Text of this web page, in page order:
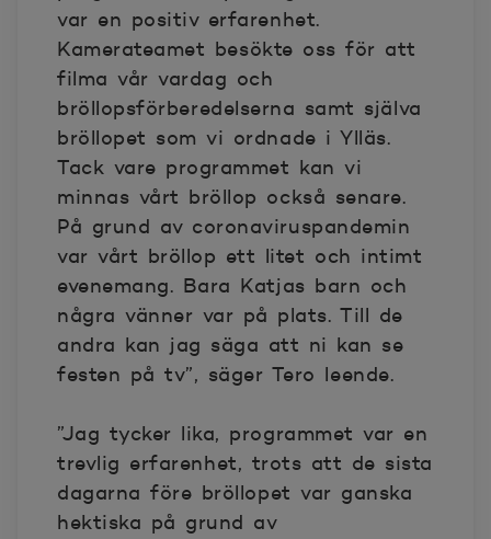
var en positiv erfarenhet.
Kamerateamet besökte oss för att
filma vår vardag och
bröllopsförberedelserna samt själva
bröllopet som vi ordnade i Ylläs.
Tack vare programmet kan vi
minnas vårt bröllop också senare.
På grund av coronaviruspandemin
var vårt bröllop ett litet och intimt
evenemang. Bara Katjas barn och
några vänner var på plats. Till de
andra kan jag säga att ni kan se
festen på tv”, säger Tero leende.
”Jag tycker lika, programmet var en
trevlig erfarenhet, trots att de sista
dagarna före bröllopet var ganska
hektiska på grund av